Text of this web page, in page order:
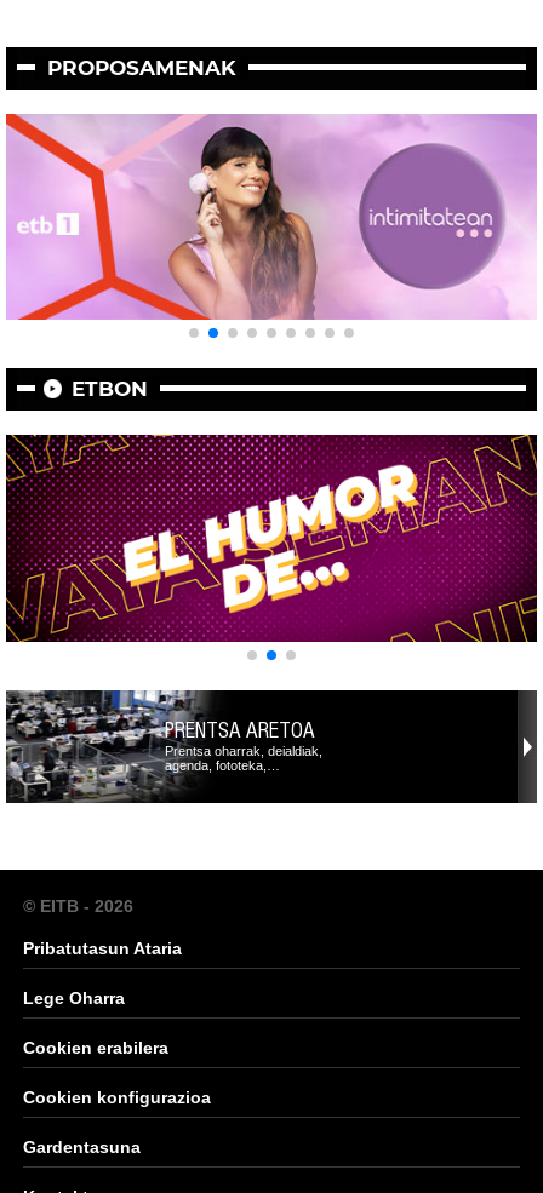
PROPOSAMENAK
ETBON
PRENTSA ARETOA
Prentsa oharrak, deialdiak,
agenda, fototeka,…
© EITB - 2026
Pribatutasun Ataria
Lege Oharra
Cookien erabilera
Cookien konfigurazioa
Gardentasuna